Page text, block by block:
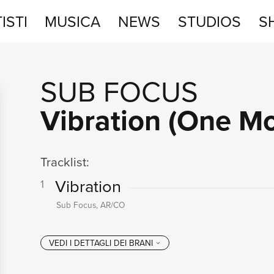
MUSICA NEWS STUDIOS
SUB FOCUS
Vibration (One
Tracklist:
1 Vibration
Sub Focus, AR/CO
SHOP